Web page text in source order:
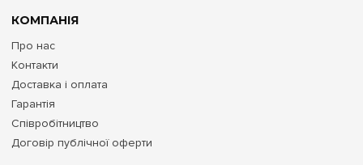
КОМПАНІЯ
Про нас
Контакти
Доставка і оплата
Гарантія
Співробітництво
Договір публічної оферти